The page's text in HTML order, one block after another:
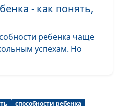
Лариса
Ронжина, Алена
Анастасия
#94
- как понять,
ребенка чаще
успехам. Но
способности ребенка